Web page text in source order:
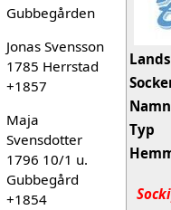
Namn
Typ
Gubbegården
Jonas Svensson
1785 Herrstad
+1857
Maja
Svensdotter
1796 10/1 u.
Gubbegård
+1854